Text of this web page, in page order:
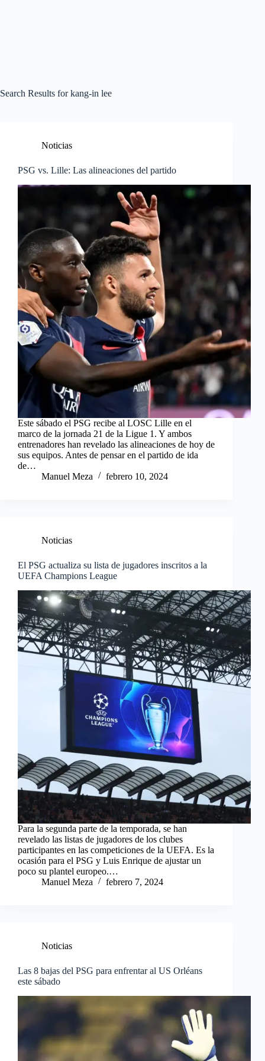
Search Results for kang-in lee
Noticias
PSG vs. Lille: Las alineaciones del partido
Este sábado el PSG recibe al LOSC Lille en el
marco de la jornada 21 de la Ligue 1. Y ambos
entrenadores han revelado las alineaciones de hoy de
sus equipos. Antes de pensar en el partido de ida
de…
Manuel Meza
febrero 10, 2024
Noticias
El PSG actualiza su lista de jugadores inscritos a la
UEFA Champions League
Para la segunda parte de la temporada, se han
revelado las listas de jugadores de los clubes
participantes en las competiciones de la UEFA. Es la
ocasión para el PSG y Luis Enrique de ajustar un
poco su plantel europeo.…
Manuel Meza
febrero 7, 2024
Noticias
Las 8 bajas del PSG para enfrentar al US Orléans
este sábado